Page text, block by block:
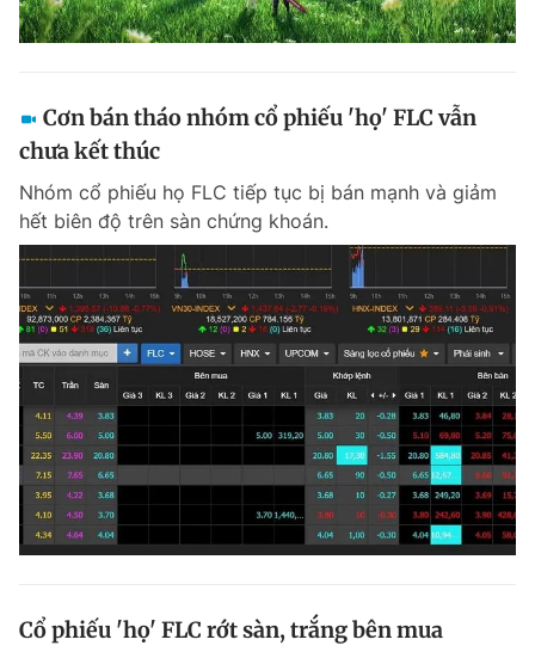
Cơn bán tháo nhóm cổ phiếu 'họ' FLC vẫn
chưa kết thúc
Nhóm cổ phiếu họ FLC tiếp tục bị bán mạnh và giảm
hết biên độ trên sàn chứng khoán.
Cổ phiếu 'họ' FLC rớt sàn, trắng bên mua